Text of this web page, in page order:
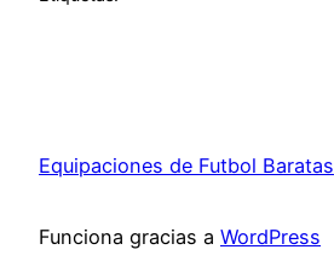
Equipaciones de Futbol Baratas
Funciona gracias a WordPress